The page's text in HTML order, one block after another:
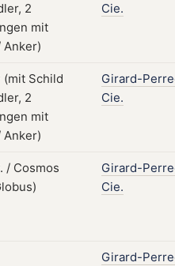
Cie.
Girard-
Cie.
Girard-
Cie.
Girard-